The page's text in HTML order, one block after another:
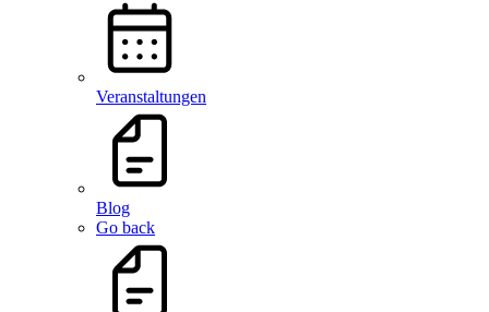
Veranstaltungen
Blog
Go back